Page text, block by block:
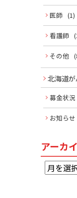
医師 (1)
看護師
その他
北海道
募金状況
お知らせ
アーカ
ア
ー